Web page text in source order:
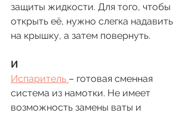
защиты жидкости. Для того, чтобы
открыть её, нужно слегка надавить
на крышку, а затем повернуть.
И
Испаритель – готовая сменная
система из намотки. Не имеет
возможность замены ваты и